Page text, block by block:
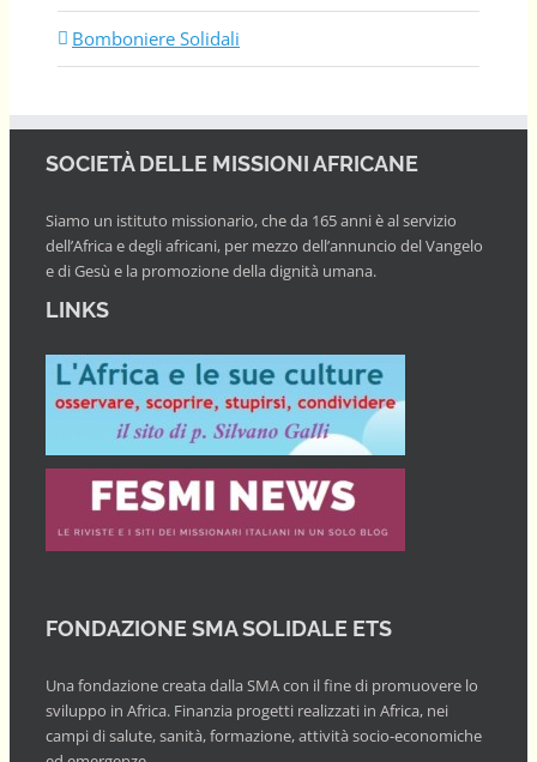
Bomboniere Solidali
SOCIETÀ DELLE MISSIONI AFRICANE
Siamo un istituto missionario, che da 165 anni è al servizio
dell’Africa e degli africani, per mezzo dell’annuncio del Vangelo
e di Gesù e la promozione della dignità umana.
LINKS
FONDAZIONE SMA SOLIDALE ETS
Una fondazione creata dalla SMA con il fine di promuovere lo
sviluppo in Africa. Finanzia progetti realizzati in Africa, nei
campi di salute, sanità, formazione, attività socio-economiche